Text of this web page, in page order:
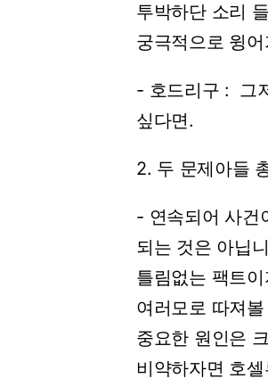
투박하단 소리
궁극적으로 윙
- 호드리구 : 그
싶다면.
2. 두 문제아들
- 연속되어 사건
되는 것은 아닙
틀림없는 팩트
여러모로 따져볼
중요한 원인은
비약하자면 호